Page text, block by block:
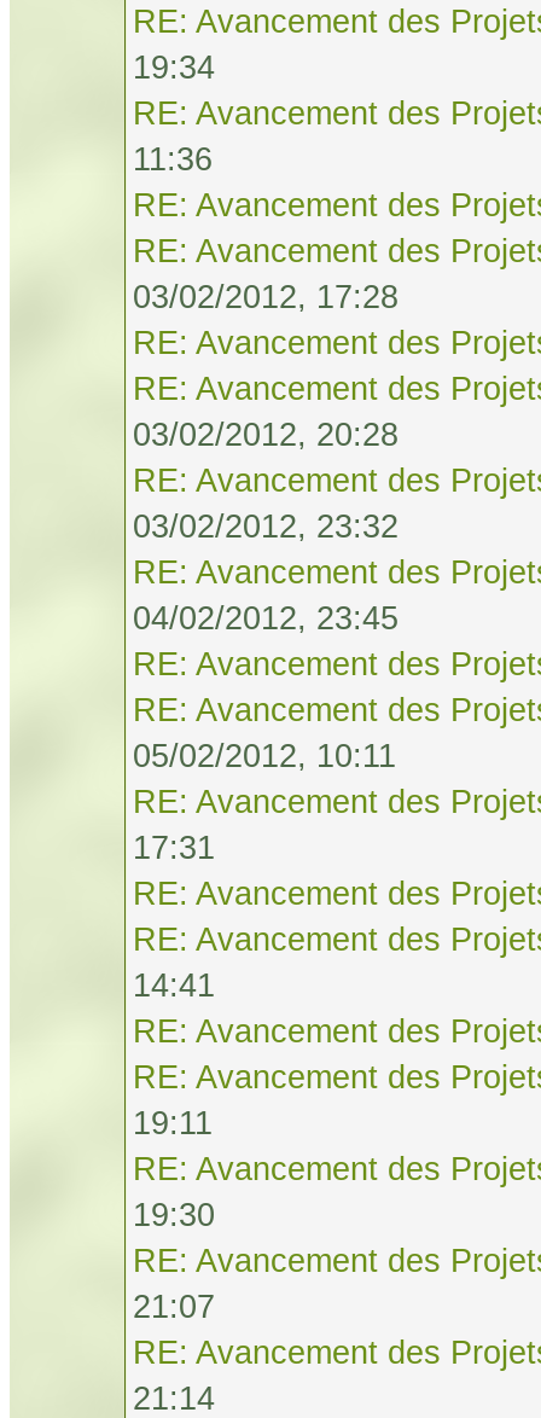
RE: Avancement des
19:34
RE: Avancement des
11:36
RE: Avancement des
RE: Avancement des
03/02/2012, 17:28
RE: Avancement des
RE: Avancement des
03/02/2012, 20:28
RE: Avancement des
03/02/2012, 23:32
RE: Avancement des
04/02/2012, 23:45
RE: Avancement des
RE: Avancement des
05/02/2012, 10:11
RE: Avancement des
17:31
RE: Avancement des
RE: Avancement des
14:41
RE: Avancement des
RE: Avancement des
19:11
RE: Avancement des
19:30
RE: Avancement des
21:07
RE: Avancement des
21:14